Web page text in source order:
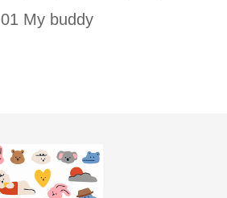
01 My buddy